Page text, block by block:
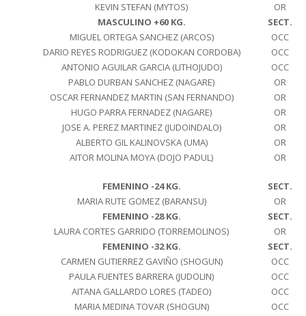
KEVIN STEFAN (MYTOS)
OR
MASCULINO +60 KG.
SECT.
MIGUEL ORTEGA SANCHEZ (ARCOS)
OCC
DARIO REYES RODRIGUEZ (KODOKAN CORDOBA)
OCC
ANTONIO AGUILAR GARCIA (LITHOJUDO)
OCC
PABLO DURBAN SANCHEZ (NAGARE)
OR
OSCAR FERNANDEZ MARTIN (SAN FERNANDO)
OR
HUGO PARRA FERNADEZ (NAGARE)
OR
JOSE A. PEREZ MARTINEZ (JUDOINDALO)
OR
ALBERTO GIL KALINOVSKA (UMA)
OR
AITOR MOLINA MOYA (DOJO PADUL)
OR
FEMENINO -24 KG.
SECT.
MARIA RUTE GOMEZ (BARANSU)
OR
FEMENINO -28 KG.
SECT.
LAURA CORTES GARRIDO (TORREMOLINOS)
OR
FEMENINO -32 KG.
SECT.
CARMEN GUTIERREZ GAVIÑO (SHOGUN)
OCC
PAULA FUENTES BARRERA (JUDOLIN)
OCC
AITANA GALLARDO LORES (TADEO)
OCC
MARIA MEDINA TOVAR (SHOGUN)
OCC